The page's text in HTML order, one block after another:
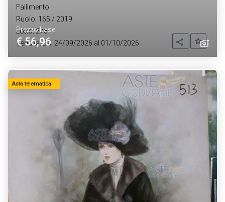
Prezzo base
€ 56,96
Fallimento
Ruolo: 165 / 2019
Lotto: 273
Vendita: Dal 24/09/2026 al 01/10/2026
Condividi
Asta telematica